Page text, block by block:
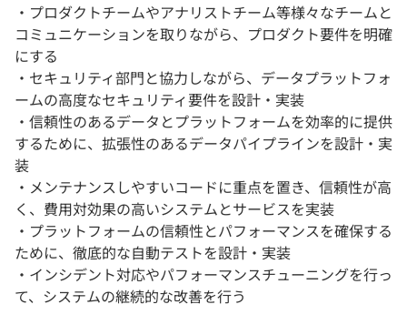
・プロダクトチームやアナリストチーム等様々なチームと
コミュニケーションを取りながら、プロダクト要件を明確
にする
・セキュリティ部門と協力しながら、データプラットフォ
ームの高度なセキュリティ要件を設計・実装
・信頼性のあるデータとプラットフォームを効率的に提供
するために、拡張性のあるデータパイプラインを設計・実
装
・メンテナンスしやすいコードに重点を置き、信頼性が高
く、費用対効果の高いシステムとサービスを実装
・プラットフォームの信頼性とパフォーマンスを確保する
ために、徹底的な自動テストを設計・実装
・インシデント対応やパフォーマンスチューニングを行っ
て、システムの継続的な改善を行う